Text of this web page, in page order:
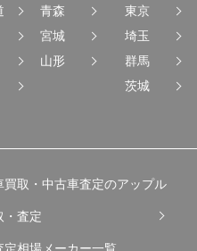
青森
宮城
山形
東京
埼玉
群馬
茨城
買取・中古車査定のアップル
・査定